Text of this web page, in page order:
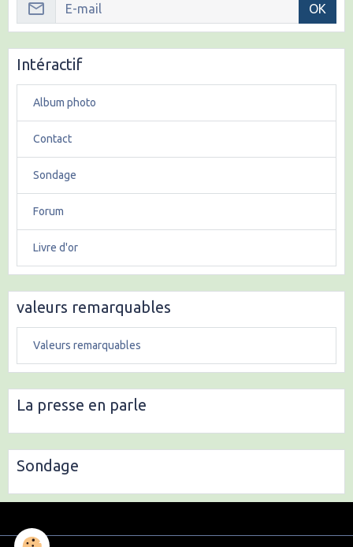
OK
Intéractif
Album photo
Contact
Sondage
Forum
Livre d'or
valeurs remarquables
Valeurs remarquables
La presse en parle
Sondage